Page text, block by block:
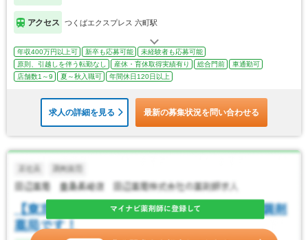
アクセス つくばエクスプレス 六町駅
年収400万円以上可 新卒も応募可能
未経験者も応募可能
原則、引越しを伴う転勤なし
産休・育休取得実績有り 総合門前
車通勤可
店舗数1～9
夏～秋入職可 年間休日120日以上
求人の詳細を見る 最新の募集状況を問い合わせる